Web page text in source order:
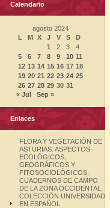
Calendario
agosto 2024
L
M X J V S
D
1
2 3
4
5
6 7 8 9 10 11
12 13 14 15 16 17 18
19 20 21 22 23 24 25
26 27 28 29 30 31
« Jul
Sep »
Enlaces
FLORA Y VEGETACIÓN DE
ASTURIAS. ASPECTOS
ECOLÓGICOS,
GEOGRÁFICOS Y
FITOSOCIOLÓGICOS.
CUADERNOS DE CAMPO
DE LA ZONA OCCIDENTAL.
COLECCIÓN UNIVERSIDAD
EN ESPAÑOL